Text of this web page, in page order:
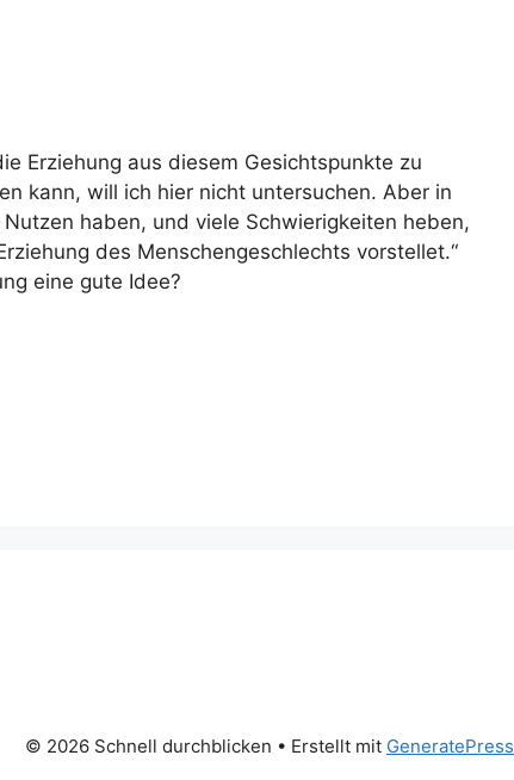
Erziehung aus diesem Gesichtspunkte zu
kann, will ich hier nicht untersuchen. Aber in
haben, und viele Schwierigkeiten heben,
des Menschengeschlechts vorstellet.“
eine gute Idee?
© 2026 Schnell durchblicken • Erstellt mit GeneratePress